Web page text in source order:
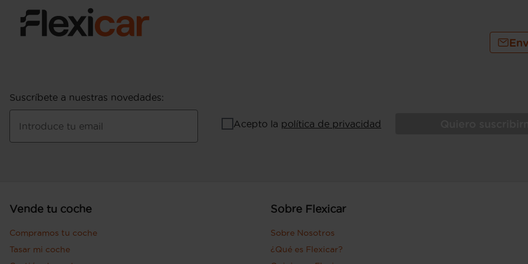
Suscríbete a nuestras novedades:
Introduce tu email Acepto la política de privacidad
Vende tu coche
Compramos tu coche
Tasar mi coche
Sobre Flexicar
Sobre Nosotros
¿Qué es Flexicar?